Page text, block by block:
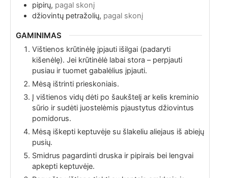
pipirų, pagal skonį
džiovintų petražolių, pagal skonį
GAMINIMAS
Vištienos krūtinėlę įpjauti išilgai (padaryti
kišenėlę). Jei krūtinėlė labai stora – perpjauti
pusiau ir tuomet gabalėlius įpjauti.
Mėsą ištrinti prieskoniais.
Į vištienos vidų dėti po šaukštelį ar kelis kreminio
sūrio ir sudėti juostelėmis pjaustytus džiovintus
pomidorus.
Mėsą iškepti keptuvėje su šlakeliu aliejaus iš abiejų
pusių.
Smidrus pagardinti druska ir pipirais bei lengvai
apkepti keptuvėje.